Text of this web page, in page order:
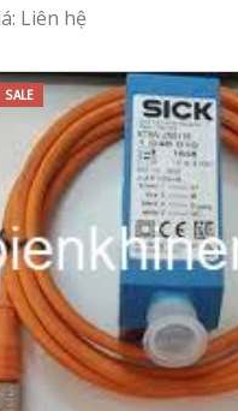
Liên hệ
SALE